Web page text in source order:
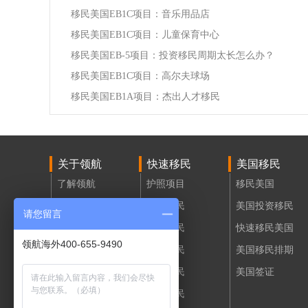
移民美国EB1C项目：音乐用品店
移民美国EB1C项目：儿童保育中心
移民美国EB-5项目：投资移民周期太长怎么办？
移民美国EB1C项目：高尔夫球场
移民美国EB1A项目：杰出人才移民
关于领航
了解领航
领航招聘
联系我们
移民评估
快速移民
护照项目
投资移民
购房移民
创业移民
技术移民
大国移民
美国移民
移民美国
美国投资移民
快速移民美国
美国移民排期
美国签证
请您留言
领航海外400-655-9490